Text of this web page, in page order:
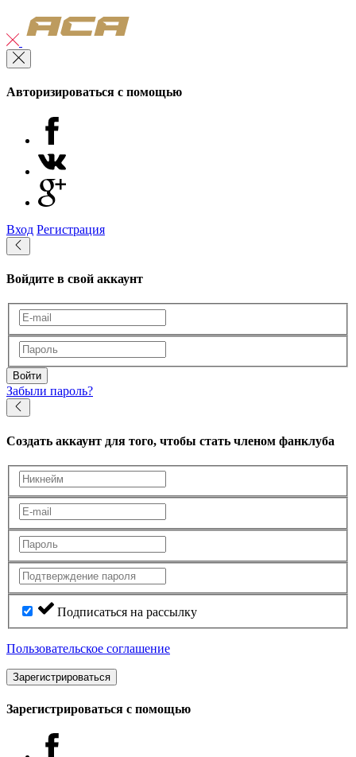
Авторизироваться с помощью
Вход Регистрация
Войдите в свой аккаунт
Войти
Забыли пароль?
Создать аккаунт для того, чтобы стать членом фанклуба
Подписаться на рассылку
Пользовательское соглашение
Зарегистрироваться
Зарегистрироваться с помощью